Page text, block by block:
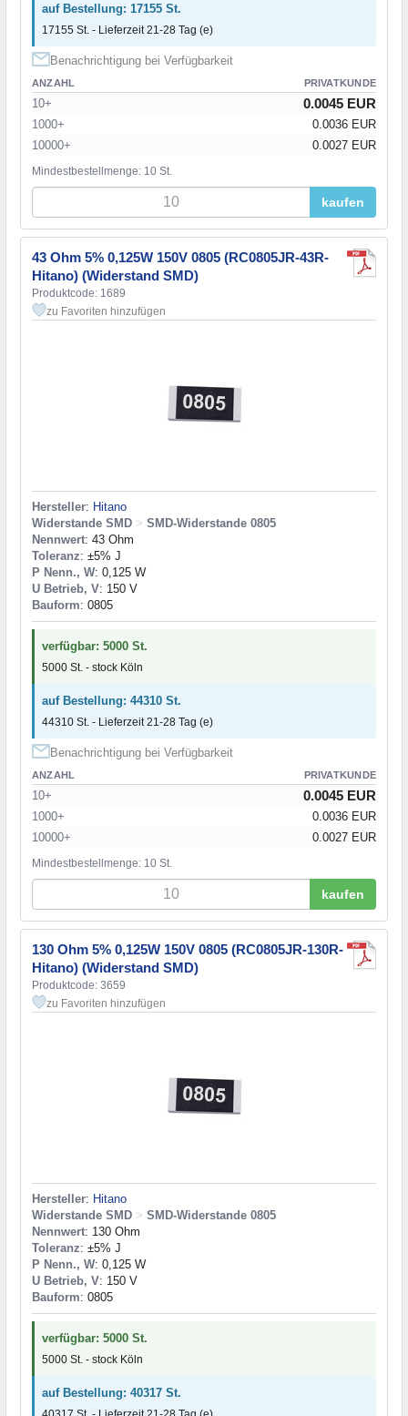
auf Bestellung: 17155 St.
17155 St. - Lieferzeit 21-28 Tag (e)
Benachrichtigung bei Verfügbarkeit
ANZAHL PRIVATKUNDE
10+ 0.0045 EUR
1000+
0.0036 EUR
10000+
0.0027 EUR
Mindestbestellmenge: 10 St.
kaufen
43 Ohm 5% 0,125W 150V 0805 (RC0805JR-43R-
Hitano) (Widerstand SMD)
Produktcode: 1689
zu Favoriten hinzufügen
Hersteller: Hitano
Widerstande SMD > SMD-Widerstande 0805
Nennwert: 43 Ohm
Toleranz: ±5% J
P Nenn., W: 0,125 W
U Betrieb, V: 150 V
Bauform: 0805
verfügbar: 5000 St.
5000 St. - stock Köln
auf Bestellung: 44310 St.
44310 St. - Lieferzeit 21-28 Tag (e)
Benachrichtigung bei Verfügbarkeit
ANZAHL PRIVATKUNDE
10+ 0.0045 EUR
1000+
0.0036 EUR
10000+
0.0027 EUR
Mindestbestellmenge: 10 St.
kaufen
130 Ohm 5% 0,125W 150V 0805 (RC0805JR-130R-
Hitano) (Widerstand SMD)
Produktcode: 3659
zu Favoriten hinzufügen
Hersteller: Hitano
Widerstande SMD > SMD-Widerstande 0805
Nennwert: 130 Ohm
Toleranz: ±5% J
P Nenn., W: 0,125 W
U Betrieb, V: 150 V
Bauform: 0805
verfügbar: 5000 St.
5000 St. - stock Köln
auf Bestellung: 40317 St.